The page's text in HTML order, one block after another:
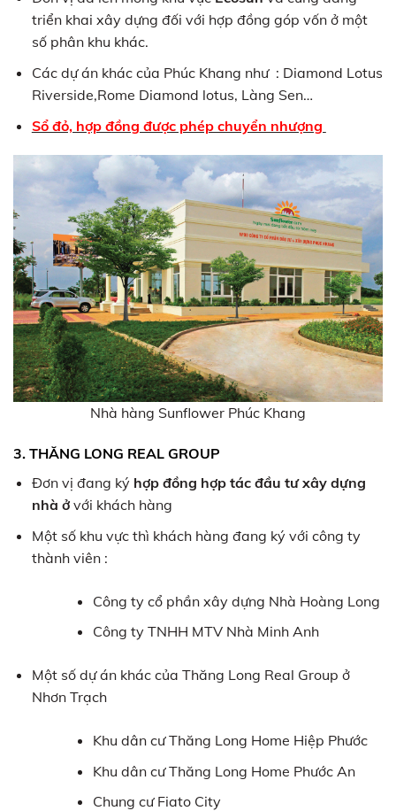
triển khai xây dựng đối với hợp đồng góp vốn ở một
số phân khu khác.
Các dự án khác của Phúc Khang như : Diamond Lotus
Riverside,Rome Diamond lotus, Làng Sen…
Sổ đỏ, hợp đồng được phép chuyển nhượng
Nhà hàng Sunflower Phúc Khang
3. THĂNG LONG REAL GROUP
Đơn vị đang ký hợp đồng hợp tác đầu tư xây dựng
nhà ởvới khách hàng
Một số khu vực thì khách hàng đang ký với công ty
thành viên :
Công ty cổ phần xây dựng Nhà Hoàng Long
Công ty TNHH MTV Nhà Minh Anh
Một số dự án khác của Thăng Long Real Group ở
Nhơn Trạch
Khu dân cư Thăng Long Home Hiệp Phước
Khu dân cư Thăng Long Home Phước An
Chung cư Fiato City